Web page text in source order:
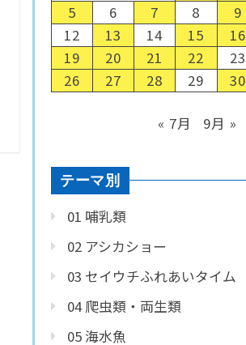
5
6 7 8 9
12
13 14 15 16
19
20 21 22 23
26
27 28 29 30
« 7月 9月 »
テーマ別
01 哺乳類
02 アシカショー
03 セイウチふれあいタイム
04 爬虫類・両生類
05 海水魚